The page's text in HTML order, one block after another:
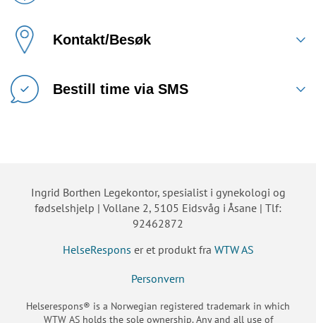
Kontakt/Besøk
Bestill time via SMS
Ingrid Borthen Legekontor, spesialist i gynekologi og
fødselshjelp | Vollane 2, 5105 Eidsvåg i Åsane | Tlf:
92462872
HelseRespons er et produkt fra WTW AS
Personvern
Helserespons® is a Norwegian registered trademark in which
WTW AS holds the sole ownership. Any and all use of